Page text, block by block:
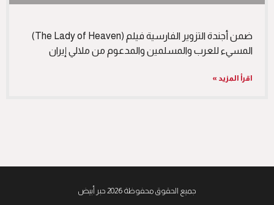
ضمن أجندة التزوير الفارسية فيلم (The Lady of Heaven)
المسيء للعرب والمسلمين والمدعوم من ملالي إيران
اقرأ المزيد »
جميع الحقوق محفوظة 2026 حبر أبيض